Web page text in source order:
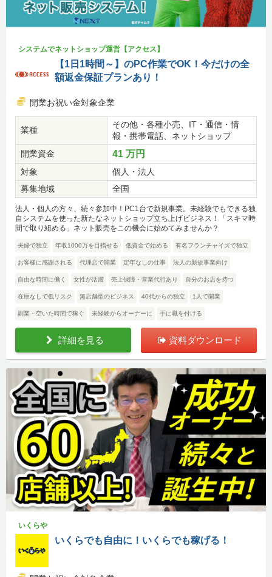
システムでネットショップ運営【アクセス】
【1日1時間～】のPC作業でOK！今だけの全
額返金保証プランあり！
開業お祝い金対象企業
業種
その他・各種小売、IT・通信・情
報・携帯電話、ネットショップ
開業資金
41 万円
対象
個人・法人
募集地域
全国
法人・個人の方々、続々参加中！PC1台で新規事業。未経験でもできる独
自システムを使った新たなネットショップ立ち上げビジネス！「スキマ時
間で取り組める」ネット販売をこの機会に始めてみませんか？
夫婦で独立 年収1000万を目指せる 低資金で始める 有名フランチャイズで独立
お客様に感謝される 代理店で開業 定年なしの仕事 法人の新規事業向け
自由な時間に働く 女性が活躍 売上保障・営業代行あり 自分のお店を持つ
在庫なしで低リスク 無店舗型のビジネス 40代からの独立 1人で開業
副業・空いた時間で稼ぐ 未経験からオーナーに 手に職を付ける
詳細を見る 資料ダウンロード
いくらや
いくらでも自由に！いくらでも稼げる！